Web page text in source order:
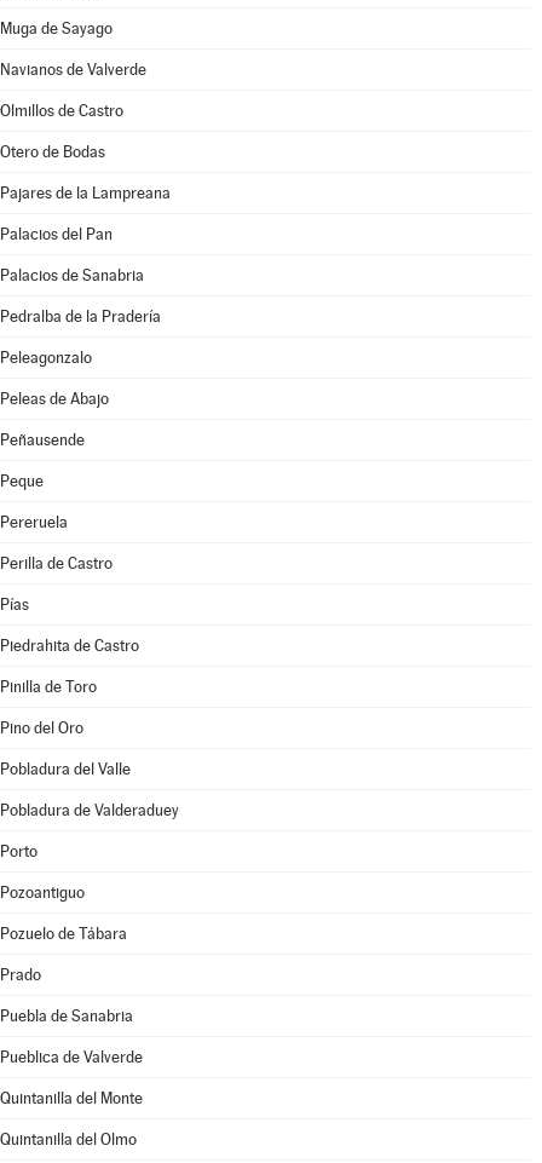
Muga de Sayago
Navianos de Valverde
Olmillos de Castro
Otero de Bodas
Pajares de la Lampreana
Palacios del Pan
Palacios de Sanabria
Pedralba de la Pradería
Peleagonzalo
Peleas de Abajo
Peñausende
Peque
Pereruela
Perilla de Castro
Pías
Piedrahita de Castro
Pinilla de Toro
Pino del Oro
Pobladura del Valle
Pobladura de Valderaduey
Porto
Pozoantiguo
Pozuelo de Tábara
Prado
Puebla de Sanabria
Pueblica de Valverde
Quintanilla del Monte
Quintanilla del Olmo